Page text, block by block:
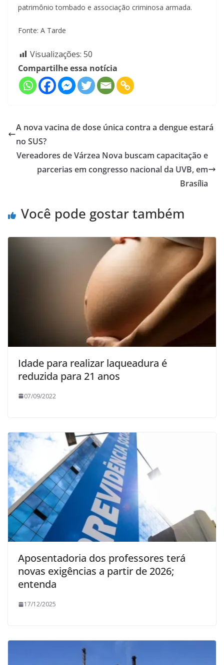
patrimônio tombado e associação criminosa armada.
Fonte: A Tarde
Visualizações: 50
Compartilhe essa notícia
A nova vacina de dose única contra a dengue estará
no SUS?
Vereadores de Várzea Nova buscam capacitação e
parcerias em congresso nacional da UVB, em
Brasília
Você pode gostar também
Idade para realizar laqueadura é
reduzida para 21 anos
07/09/2022
Aposentadoria dos professores terá
novas exigências a partir de 2026;
entenda
17/12/2025